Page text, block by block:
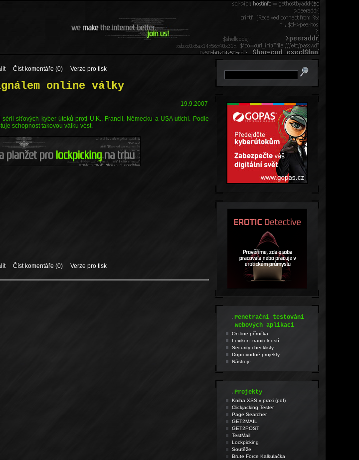
Číst komentáře (0) Verze pro tisk
online války
19.9.2007
síťových kyber útoků proti U.K., Francii, Německu a USA utichl. Podle
schopnost takovou válku vést.
Číst komentáře (0) Verze pro tisk
.Penetrační testování
webových aplikací
On-line příručka
Lexikon zranitelností
Security checklisty
Doprovodné projekty
Nástroje
.Projekty
Kniha XSS v praxi (pdf)
Clickjacking Tester
Page Searcher
GET2MAIL
GET2POST
TestMail
Lockpicking
Soutěže
Brute Force Kalkulačka